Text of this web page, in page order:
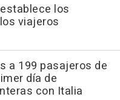
los
viajeros
a 199 pasajeros de
día de
con Italia